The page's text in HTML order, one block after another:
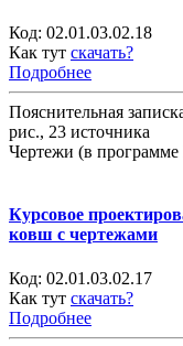
Код: 02.01.03.02.18
Как тут скачать?
Подробнее
Пояснительная
рис., 23 источника
Чертежи (в программе
Курсовое
ковш с чертежами
Код: 02.01.03.02.17
Как тут скачать?
Подробнее